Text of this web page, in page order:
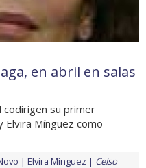
en abril en salas
codirigen su primer
Elvira Mínguez como
Elvira Mínguez
Celso